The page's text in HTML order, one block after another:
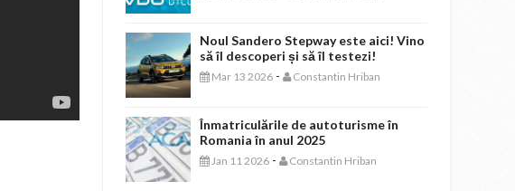
Noul Sandero Stepway este aici! Vino
să îl descoperi și să îl testezi!
Mar 13 2026 - Constantin Hriban
Înmatriculările de autoturisme în
Romania în anul 2025
Jan 11 2026 - Constantin Hriban